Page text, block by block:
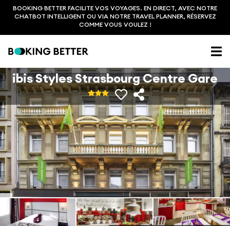
BOOKING BETTER FACILITE VOS VOYAGES. EN DIRECT, AVEC NOTRE
CHATBOT INTELLIGENT OU VIA NOTRE TRAVEL PLANNER, RÉSERVEZ
COMME VOUS VOULEZ !
ibis Styles Strasbourg Centre Gare